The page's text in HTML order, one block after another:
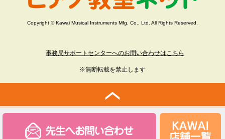
Copyright © Kawai Musical Instruments Mfg. Co., Ltd. All Rights Reserved.
事務局サポートセンターへのお問い合わせはこちら
※無断転載を禁止します